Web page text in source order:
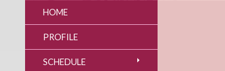
HOME
PROFILE
SCHEDULE